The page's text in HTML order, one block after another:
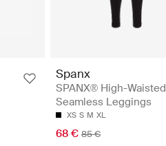
Spanx
SPANX® High-Waisted
Seamless Leggings
XS S M XL
68 € 85 €